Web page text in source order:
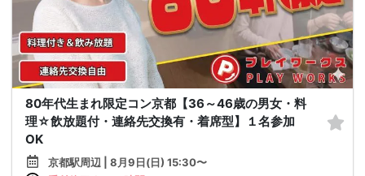
80年代生まれ限定コン京都【36～46歳の男女・料
理☆飲放題付・連絡先交換有・着席型】１名参加
OK
京都駅周辺 | 8月9日(日) 15:30〜